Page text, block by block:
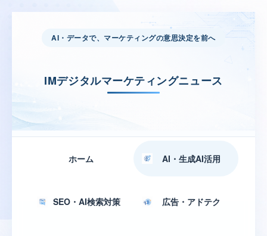
AI・データで、マーケティングの意思決定を前へ
IMデジタルマーケティングニュース
ホーム AI・生成AI活用
SEO・AI検索対策 広告・アドテク